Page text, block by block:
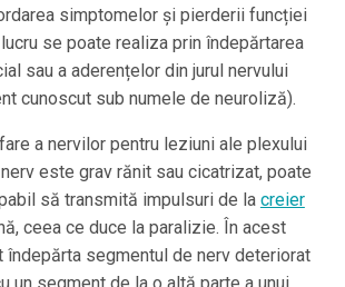
simptomelor și pierderii funcției
se poate realiza prin îndepărtarea
sau a aderențelor din jurul nervului
cunoscut sub numele de neuroliză).
a nervilor pentru leziuni ale plexului
nerv este grav rănit sau cicatrizat, poate
să transmită impulsuri de la creier
ceea ce duce la paralizie. În acest
îndepărta segmentul de nerv deteriorat